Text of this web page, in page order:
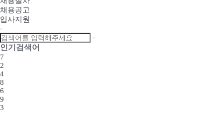
채용공고
입사지원
인기검색어
7
2
4
8
6
9
3